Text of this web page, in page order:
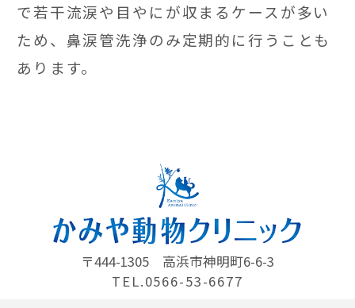
で若干流涙や目やにが収まるケースが多い
ため、鼻涙管洗浄のみ定期的に行うことも
あります。
〒444-1305
高浜市神明町6-6-3
TEL.0566-53-6677